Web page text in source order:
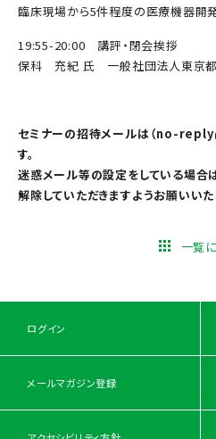
臨床現場から5件程度の医療機器開
19:55-20:00 講評・閉会挨拶
保科 充紀 氏 一般社団法人東京都
セミナーの招待メールは（no-
す。
迷惑メール等の設定をしている場合
解除していただきますようお願いいた
一覧
ログイン
メールマガジン登録